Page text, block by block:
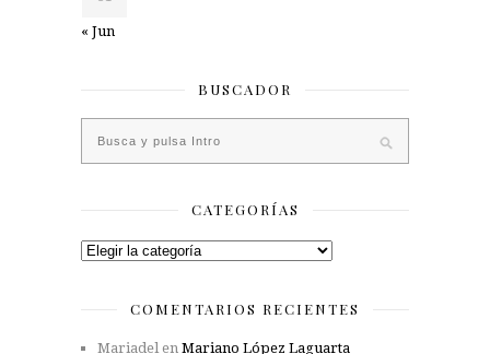
« Jun
BUSCADOR
CATEGORÍAS
Categorías
COMENTARIOS RECIENTES
Mariadelen Mariano López Laguarta